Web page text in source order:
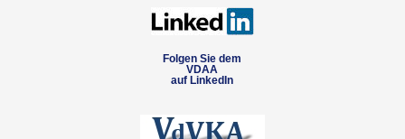
Folgen Sie dem
VDAA
auf LinkedIn